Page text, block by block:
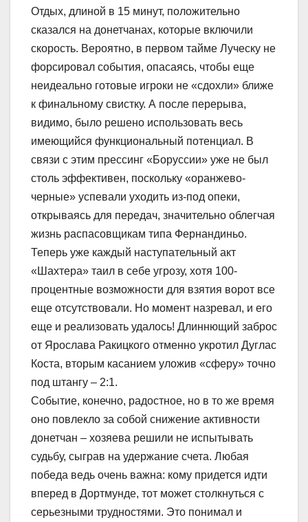
Отдых, длиной в 15 минут, положительно
сказался на донетчанах, которые включили
скорость. Вероятно, в первом тайме Луческу не
форсировал события, опасаясь, чтобы еще
неидеально готовые игроки не «сдохли» ближе
к финальному свистку. А после перерыва,
видимо, было решено использовать весь
имеющийся функциональный потенциал. В
связи с этим прессинг «Боруссии» уже не был
столь эффективен, поскольку «оранжево-
черные» успевали уходить из-под опеки,
открываясь для передач, значительно облегчая
жизнь распасовщикам типа Фернандиньо.
Теперь уже каждый наступательный акт
«Шахтера» таил в себе угрозу, хотя 100-
процентные возможности для взятия ворот все
еще отсутствовали. Но момент назревал, и его
еще и реализовать удалось! Длиннющий заброс
от Ярослава Ракицкого отменно укротил Дуглас
Коста, вторым касанием уложив «сферу» точно
под штангу – 2:1.
Событие, конечно, радостное, но в то же время
оно повлекло за собой снижение активности
донетчан – хозяева решили не испытывать
судьбу, сыграв на удержание счета. Любая
победа ведь очень важна: кому придется идти
вперед в Дортмунде, тот может столкнуться с
серьезными трудностями. Это понимал и